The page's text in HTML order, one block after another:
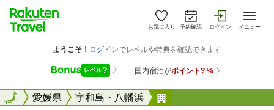
お気に入り 予約確認 ログイン メニュー
全国愛媛県 宇和島・八幡浜
全国